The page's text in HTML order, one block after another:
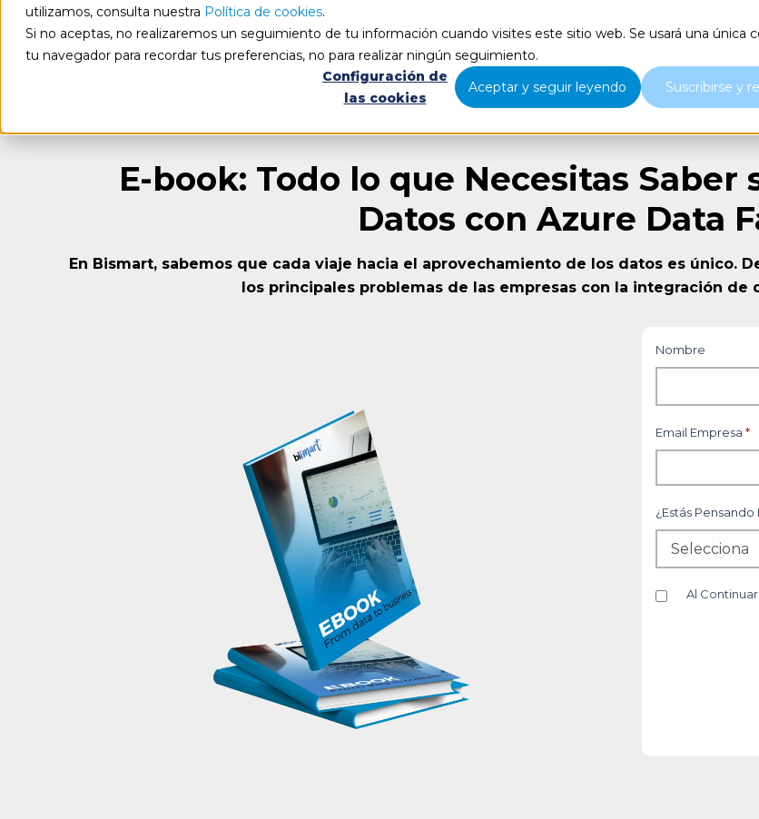
utilizamos, consulta nuestra Política de cookies.
Si no aceptas, no realizaremos un seguimiento de tu información cuando visites este sitio web. Se usará una única
tu navegador para recordar tus preferencias, no para realizar ningún seguimiento.
Configuración de
las cookies
Aceptar y seguir leyendo Suscribirse y
Qué hacemos
E-book: Todo lo que Necesitas
Datos con Azure Data
En Bismart, sabemos que cada viaje hacia el aprovechamiento de los datos es único.
los principales problemas de las empresas con la integración de
Nombre
Email Empresa *
¿Estás
Al